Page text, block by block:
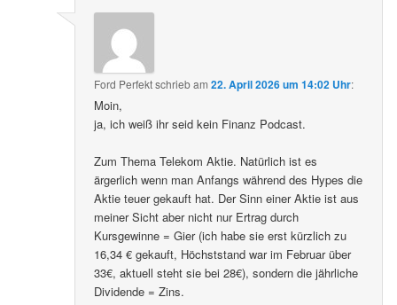
Ford Perfektschriebam22. April 2026 um 14:02 Uhr:
Moin,
ja, ich weiß ihr seid kein Finanz Podcast.
Zum Thema Telekom Aktie. Natürlich ist es
ärgerlich wenn man Anfangs während des Hypes die
Aktie teuer gekauft hat. Der Sinn einer Aktie ist aus
meiner Sicht aber nicht nur Ertrag durch
Kursgewinne = Gier (ich habe sie erst kürzlich zu
16,34 € gekauft, Höchststand war im Februar über
33€, aktuell steht sie bei 28€), sondern die jährliche
Dividende = Zins.